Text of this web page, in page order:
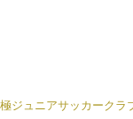
ジュニアサッカークラ